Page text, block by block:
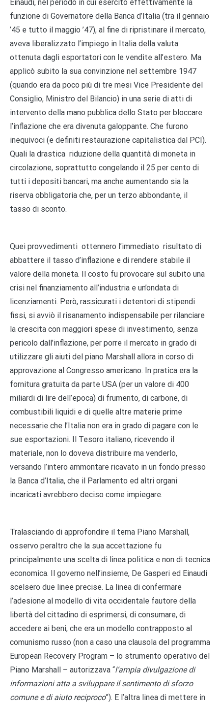
Einaudi, nel periodo in cui esercitò effettivamente la
funzione di Governatore della Banca d’Italia (tra il gennaio
’45 e tutto il maggio ’47), al fine di ripristinare il mercato,
aveva liberalizzato l’impiego in Italia della valuta
ottenuta dagli esportatori con le vendite all’estero. Ma
applicò subito la sua convinzione nel settembre 1947
(quando era da poco più di tre mesi Vice Presidente del
Consiglio, Ministro del Bilancio) in una serie di atti di
intervento della mano pubblica dello Stato per bloccare
l’inflazione che era divenuta galoppante. Che furono
inequivoci (e definiti restaurazione capitalistica dal PCI).
Quali la drastica riduzione della quantità di moneta in
circolazione, soprattutto congelando il 25 per cento di
tutti i depositi bancari, ma anche aumentando sia la
riserva obbligatoria che, per un terzo abbondante, il
tasso di sconto.
Quei provvedimenti ottennero l’immediato risultato di
abbattere il tasso d’inflazione e di rendere stabile il
valore della moneta. Il costo fu provocare sul subito una
crisi nel finanziamento all’industria e un’ondata di
licenziamenti. Però, rassicurati i detentori di stipendi
fissi, si avviò il risanamento indispensabile per rilanciare
la crescita con maggiori spese di investimento, senza
pericolo dall’inflazione, per porre il mercato in grado di
utilizzare gli aiuti del piano Marshall allora in corso di
approvazione al Congresso americano. In pratica era la
fornitura gratuita da parte USA (per un valore di 400
miliardi di lire dell’epoca) di frumento, di carbone, di
combustibili liquidi e di quelle altre materie prime
necessarie che l’Italia non era in grado di pagare con le
sue esportazioni. Il Tesoro italiano, ricevendo il
materiale, non lo doveva distribuire ma venderlo,
versando l’intero ammontare ricavato in un fondo presso
la Banca d’Italia, che il Parlamento ed altri organi
incaricati avrebbero deciso come impiegare.
Tralasciando di approfondire il tema Piano Marshall,
osservo peraltro che la sua accettazione fu
principalmente una scelta di linea politica e non di tecnica
economica. Il governo nell’insieme, De Gasperi ed Einaudi
scelsero due linee precise. La linea di confermare
l’adesione al modello di vita occidentale fautore della
libertà del cittadino di esprimersi, di consumare, di
accedere ai beni, che era un modello contrapposto al
comunismo russo (non a caso una clausola del programma
European Recovery Program – lo strumento operativo del
Piano Marshall – autorizzava “l’ampia divulgazione di
informazioni atta a sviluppare il sentimento di sforzo
comune e di aiuto reciproco”). E l’altra linea di mettere in